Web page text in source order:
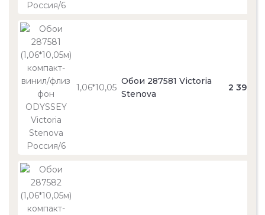
1,06*10,05
Обои 287581 Victoria
Stenova
2 390